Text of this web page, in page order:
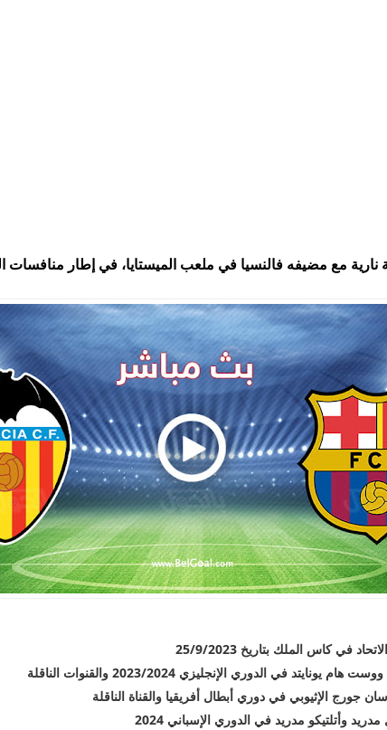
في كاس الملك بتاريخ 25/9/2023
في الدوري الإنجليزي 2023/2024 والقنوات الناقلة
جورج الإثيوبي في دوري أبطال أفريقيا والقناة الناقلة
وأتلتيكو مدريد في الدوري الإسباني 2024